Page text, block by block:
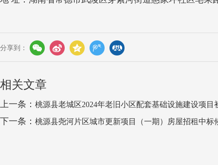
分享到：
相关文章
上一条： 桃源县老城区2024年老旧小区配套基础设施建设项
下一条： 桃源县尧河片区城市更新项目（一期）房屋招租中标